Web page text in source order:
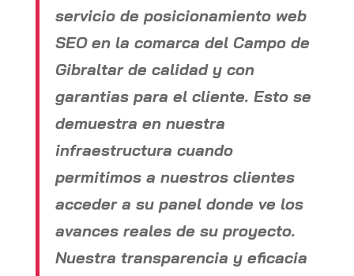
servicio de posicionamiento web
SEO en la comarca del Campo de
Gibraltar de calidad y con
garantias para el cliente. Esto se
demuestra en nuestra
infraestructura cuando
permitimos a nuestros clientes
acceder a su panel donde ve los
avances reales de su proyecto.
Nuestra transparencia y eficacia